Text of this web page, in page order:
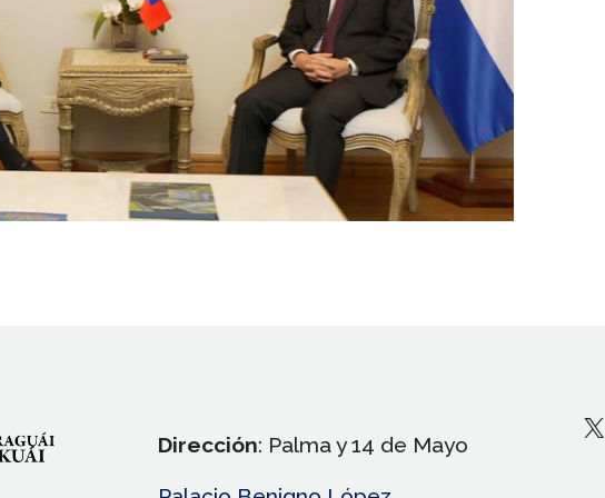
Dirección: Palma y 14 de Mayo
X